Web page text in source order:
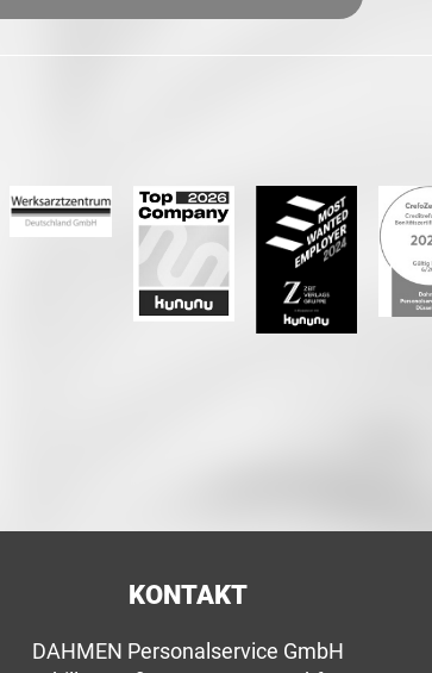
KONTAKT
DAHMEN Personalservice GmbH